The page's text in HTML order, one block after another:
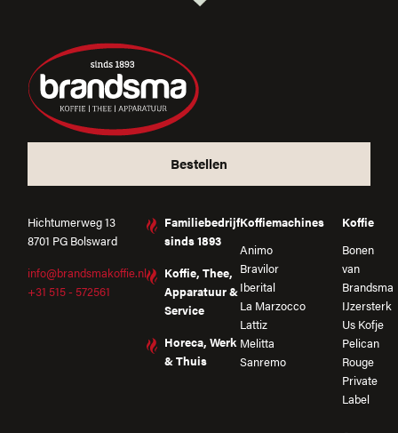
Bestellen
Hichtumerweg 13
8701 PG Bolsward
info@brandsmakoffie.nl
+31 515 - 572561
Familiebedrijf
sinds 1893
Koffie, Thee,
Apparatuur &
Service
Horeca, Werk
& Thuis
Koffiemachines
Animo
Bravilor
Iberital
La Marzocco
Lattiz
Melitta
Sanremo
Koffie
Bonen
van
Brandsma
IJzersterk
Us Kofje
Pelican
Rouge
Private
Label